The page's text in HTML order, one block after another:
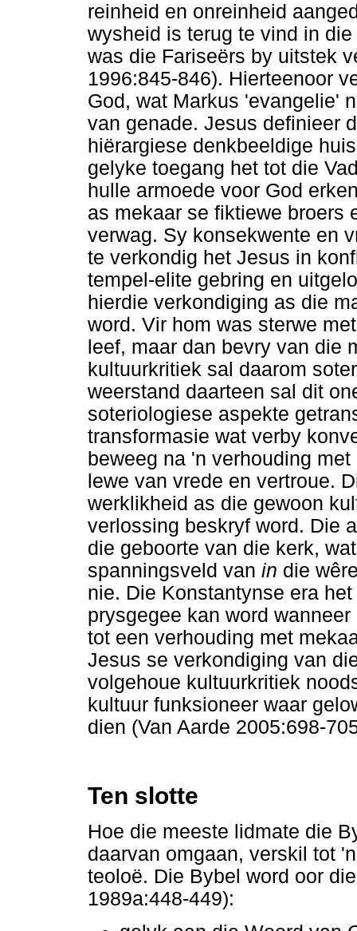
reinheid en onreinheid
wysheid is terug te vind in
was die Fariseërs by uitstek
1996:845-846). Hierteenoor
God, wat Markus 'evangelie'
van genade. Jesus definieer
hiërargiese denkbeeldige
gelyke toegang het tot die
hulle armoede voor God
as mekaar se fiktiewe broers
verwag. Sy konsekwente en
te verkondig het Jesus in
tempel-elite gebring en
hierdie verkondiging as die
word. Vir hom was sterwe
leef, maar dan bevry van die
kultuurkritiek sal daarom
weerstand daarteen sal dit
soteriologiese aspekte
transformasie wat verby
beweeg na 'n verhouding
lewe van vrede en vertroue.
werklikheid as die gewoon
verlossing beskryf word. Die
die geboorte van die kerk,
spanningsveld van in die
nie. Die Konstantynse era
prysgegee kan word
tot een verhouding met
Jesus se verkondiging van
volgehoue kultuurkritiek
kultuur funksioneer waar
dien (Van Aarde 2005:698-
Ten slotte
Hoe die meeste lidmate die
daarvan omgaan, verskil tot
teoloë. Die Bybel word oor
1989a:448-449):